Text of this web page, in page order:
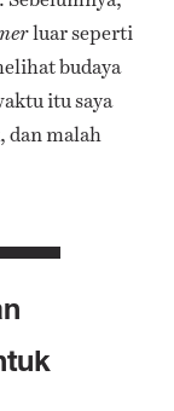
luar seperti
budaya
itu saya
dan malah